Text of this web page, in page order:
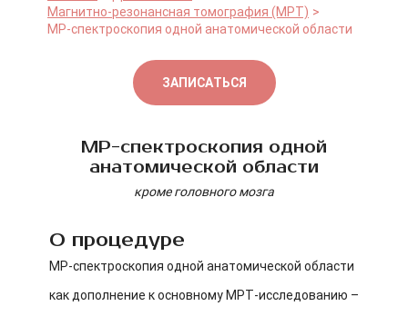
Магнитно-резонансная томография (МРТ)
МР-спектроскопия одной анатомической области
ЗАПИСАТЬСЯ
МР-спектроскопия одной
анатомической области
кроме головного мозга
О процедуре
МР-спектроскопия одной анатомической области
как дополнение к основному МРТ-исследованию –